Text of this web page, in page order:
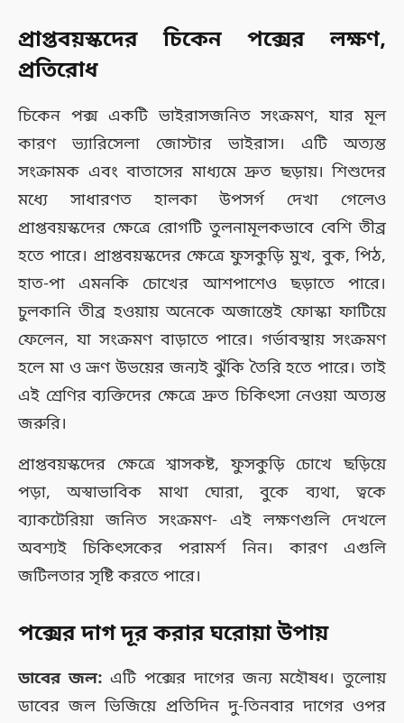
প্রাপ্তবয়স্কদের চিকেন পক্সের লক্ষণ,
প্রতিরোধ
চিকেন পক্স একটি ভাইরাসজনিত সংক্রমণ, যার মূল
কারণ ভ্যারিসেলা জোস্টার ভাইরাস। এটি অত্যন্ত
সংক্রামক এবং বাতাসের মাধ্যমে দ্রুত ছড়ায়। শিশুদের
মধ্যে সাধারণত হালকা উপসর্গ দেখা গেলেও
প্রাপ্তবয়স্কদের ক্ষেত্রে রোগটি তুলনামূলকভাবে বেশি তীব্র
হতে পারে। প্রাপ্তবয়স্কদের ক্ষেত্রে ফুসকুড়ি মুখ, বুক, পিঠ,
হাত-পা এমনকি চোখের আশপাশেও ছড়াতে পারে।
চুলকানি তীব্র হওয়ায় অনেকে অজান্তেই ফোস্কা ফাটিয়ে
ফেলেন, যা সংক্রমণ বাড়াতে পারে। গর্ভাবস্থায় সংক্রমণ
হলে মা ও ভ্রূণ উভয়ের জন্যই ঝুঁকি তৈরি হতে পারে। তাই
এই শ্রেণির ব্যক্তিদের ক্ষেত্রে দ্রুত চিকিৎসা নেওয়া অত্যন্ত
জরুরি।
প্রাপ্তবয়স্কদের ক্ষেত্রে শ্বাসকষ্ট, ফুসকুড়ি চোখে ছড়িয়ে
পড়া, অস্বাভাবিক মাথা ঘোরা, বুকে ব্যথা, ত্বকে
ব্যাকটেরিয়া জনিত সংক্রমণ- এই লক্ষণগুলি দেখলে
অবশ্যই চিকিৎসকের পরামর্শ নিন। কারণ এগুলি
জটিলতার সৃষ্টি করতে পারে।
পক্সের দাগ দূর করার ঘরোয়া উপায়
ডাবের জল: এটি পক্সের দাগের জন্য মহৌষধ। তুলোয়
ডাবের জল ভিজিয়ে প্রতিদিন দু-তিনবার দাগের ওপর